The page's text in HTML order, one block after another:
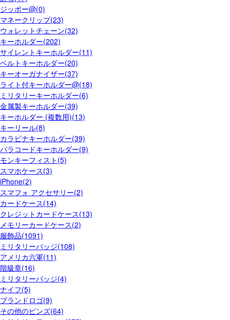
ジッポー@(0)
マネークリップ(23)
ウォレットチェーン(32)
キーホルダー(202)
サイレントキーホルダー(11)
ベルトキーホルダー(20)
キーオーガナイザー(37)
ライト付キーホルダー@(18)
ミリタリーキーホルダー(6)
金属製キーホルダー(39)
キーホルダー (複数用)(13)
キーリール(8)
カラビナキーホルダー(39)
パラコードキーホルダー(9)
モンキーフィスト(5)
スマホケース(3)
iPhone(2)
スマフォ アクセサリー(2)
カードケース(14)
クレジットカードケース(13)
メモリーカードケース(2)
服飾品(1091)
ミリタリーバッジ(108)
アメリカ六軍(11)
階級章(16)
ミリタリーバッジ(4)
ナイフ(5)
ブランドロゴ(9)
その他のピンズ(64)